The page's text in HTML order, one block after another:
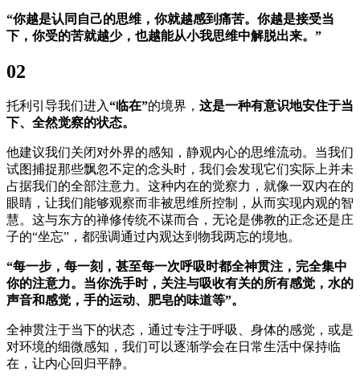
“你越是认同自己的思维，你就越感到痛苦。你越是接受当
下，你受的苦就越少，也越能从小我思维中解脱出来。”
02
托利引导我们进入“临在”的境界， 这是一种有意识地安住于当
下、全然觉察的状态。
他建议我们关闭对外界的感知，静观内心的思维流动。当我们
试图捕捉那些飘忽不定的念头时，我们会发现它们实际上并未
占据我们的全部注意力。这种内在的觉察力，就像一双内在的
眼睛，让我们能够观察而非被思维所控制，从而实现内观的智
慧。这与东方的禅修传统不谋而合，无论是佛教的正念还是庄
子的“坐忘”，都强调通过内观达到物我两忘的境地。
“每一步，每一刻，甚至每一次呼吸时都全神贯注，完全集中
你的注意力。当你洗手时，关注与吸收有关的所有感觉，水的
声音和感觉，手的运动、肥皂的味道等”。
全神贯注于当下的状态，通过专注于呼吸、身体的感觉，或是
对环境的细微感知，我们可以逐渐学会在日常生活中保持临
在，让内心回归平静。